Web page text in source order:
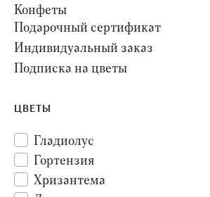
Конфеты
Подарочный сертификат
Индивидуальный заказ
Подписка на цветы
ЦВЕТЫ
Гладиолус
Гортензия
Хризантема